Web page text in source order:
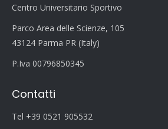
Centro Universitario Sportivo
Parco Area delle Scienze, 105
43124 Parma PR (Italy)
P.Iva 00796850345
Contatti
Tel +39 0521 905532